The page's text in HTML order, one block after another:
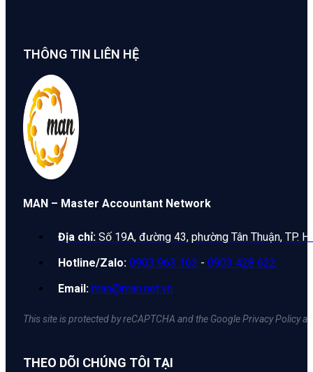
THÔNG TIN LIÊN HỆ
MAN – Master Accountant Network
Địa chỉ: Số 19A, đường 43, phường Tân Thuận, TP.
Hotline/Zalo: 0903 963 163 - 0903 428 622
Email: man@man.net.vn
This site is protected by reCAPTCHA and the Google Privacy Policy
THEO DÕI CHÚNG TÔI TẠI